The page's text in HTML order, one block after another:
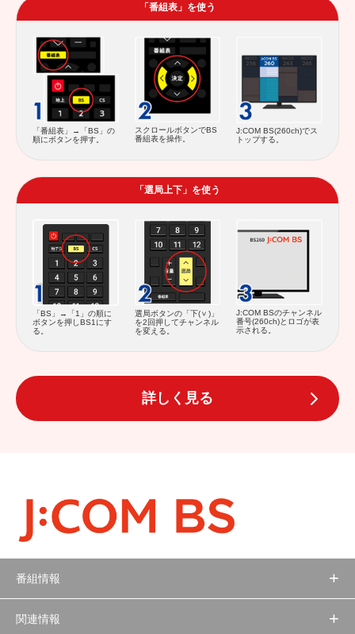
「番組表」を使う
「番組表」→「BS」の
順にボタンを押す。
スクロールボタンでBS
番組表を操作。
J:COM BS(260ch)でス
トップする。
「選局上下」を使う
「BS」→「1」の順に
ボタンを押しBS1にす
る。
選局ボタンの「下(
)」
を2回押してチャンネル
を変える。
J:COM BSのチャンネル
番号(260ch)とロゴが表
示される。
詳しく見る
番組情報
関連情報